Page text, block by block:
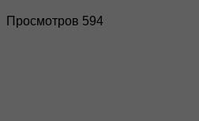
Просмотров 594